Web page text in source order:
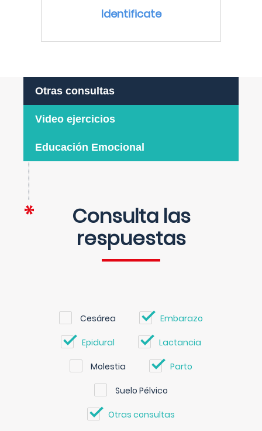
Identificate
Otras consultas
Video ejercicios
Educación Emocional
Consulta las
respuestas
Cesárea Embarazo
Epidural Lactancia
Molestia Parto
Suelo Pélvico
Otras consultas